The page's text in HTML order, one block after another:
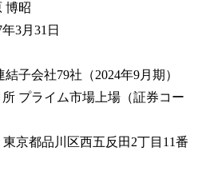
博昭
3月31日
子会社79社（2024年9月期）
イム市場上場（証券コー
東京都品川区西五反田2丁目11番